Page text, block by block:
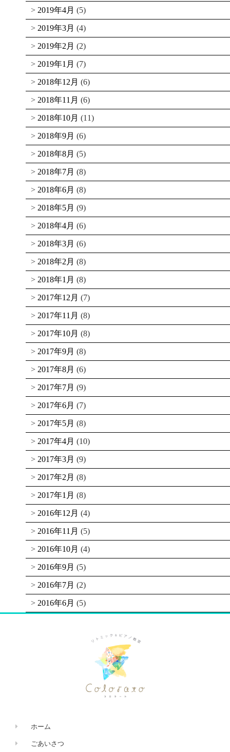
2019年4月 (5)
2019年3月 (4)
2019年2月 (2)
2019年1月 (7)
2018年12月 (6)
2018年11月 (6)
2018年10月 (11)
2018年9月 (6)
2018年8月 (5)
2018年7月 (8)
2018年6月 (8)
2018年5月 (9)
2018年4月 (6)
2018年3月 (6)
2018年2月 (8)
2018年1月 (8)
2017年12月 (7)
2017年11月 (8)
2017年10月 (8)
2017年9月 (8)
2017年8月 (6)
2017年7月 (9)
2017年6月 (7)
2017年5月 (8)
2017年4月 (10)
2017年3月 (9)
2017年2月 (8)
2017年1月 (8)
2016年12月 (4)
2016年11月 (5)
2016年10月 (4)
2016年9月 (5)
2016年7月 (2)
2016年6月 (5)
ホーム
ごあいさつ